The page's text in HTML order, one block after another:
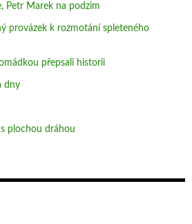
Petr Marek na podzim
provázek k rozmotání spleteného
přepsali historii
dny
plochou dráhou